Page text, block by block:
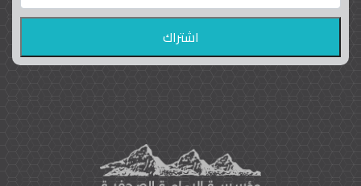
واشنطن بوست واللوبي المزدوج